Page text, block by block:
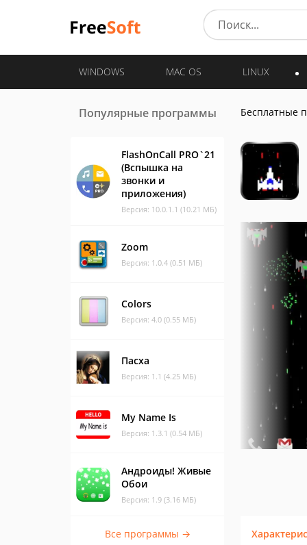
WINDOWS MAC OS LINUX
Популярные программы
FlashOnCall PRO`21
(Вспышка на
звонки и
приложения)
Версия: 10.0.1.1 (10.21 МБ)
Zoom
Версия: 1.0.4 (0.51 МБ)
Colors
Версия: 4.0 (0.55 МБ)
Пасха
Версия: 1.1 (4.25 МБ)
My Name Is
Версия: 1.3.1 (0.54 МБ)
Андроиды! Живые
Обои
Версия: 1.9 (3.16 МБ)
Все программы →
Бесплатные